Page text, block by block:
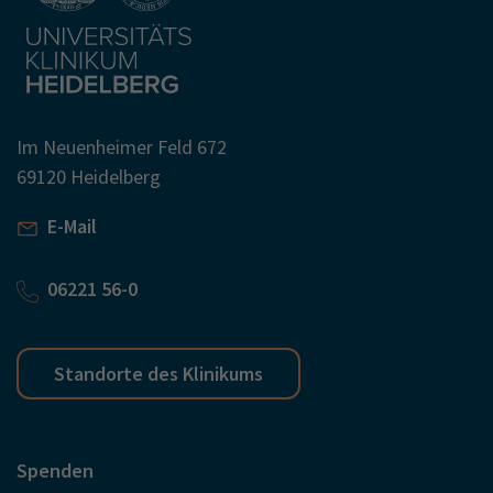
Im Neuenheimer Feld 672
69120 Heidelberg
E-Mail
06221 56-0
Standorte des Klinikums
Spenden